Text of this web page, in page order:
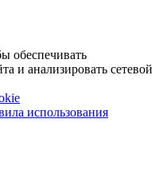
обеспечивать
и анализировать сетевой
использования